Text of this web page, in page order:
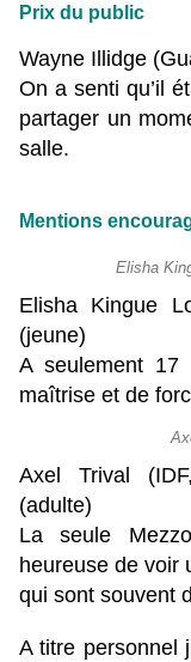
Prix du public
Wayne Illidge
On a senti qu’il
partager un
salle.
Mentions
Elisha
Elisha Kingue
(jeune)
A seulement 17
maîtrise et de
Axel Trival
(adulte)
La seule
heureuse de voir
qui sont souvent
A titre personnel